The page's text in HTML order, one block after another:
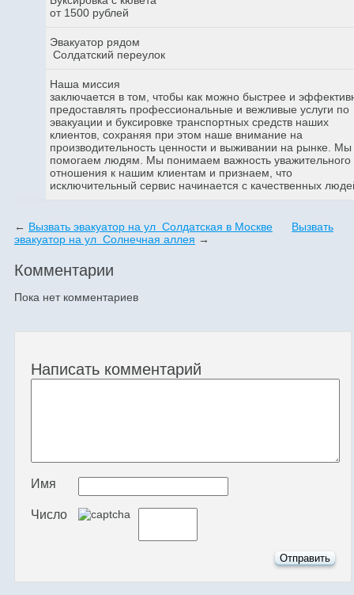
от 1500 рублей
Эвакуатор рядом
Солдатский переулок
Наша миссия
заключается в том, чтобы как можно быстрее и
предоставлять профессиональные и вежливые услуги по
эвакуации и буксировке транспортных средств наших
клиентов, сохраняя при этом наше внимание на
производительность ценности и выживании на рынке. Мы
помогаем людям. Мы понимаем важность уважительного
отношения к нашим клиентам и признаем, что
исключительный сервис начинается с качественных
← Вызвать эвакуатор на ул Солдатская в Москве
Вызвать
эвакуатор на ул Солнечная аллея →
Комментарии
Пока нет комментариев
Написать комментарий
Имя
Число